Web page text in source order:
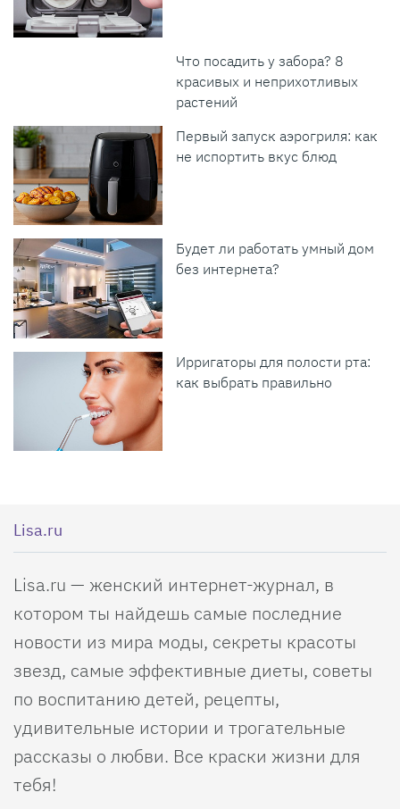
Что посадить у забора? 8
красивых и неприхотливых
растений
Первый запуск аэрогриля: как
не испортить вкус блюд
Будет ли работать умный дом
без интернета?
Ирригаторы для полости рта:
как выбрать правильно
Lisa.ru
Lisa.ru — женский интернет-журнал, в
котором ты найдешь самые последние
новости из мира моды, секреты красоты
звезд, самые эффективные диеты, советы
по воспитанию детей, рецепты,
удивительные истории и трогательные
рассказы о любви. Все краски жизни для
тебя!